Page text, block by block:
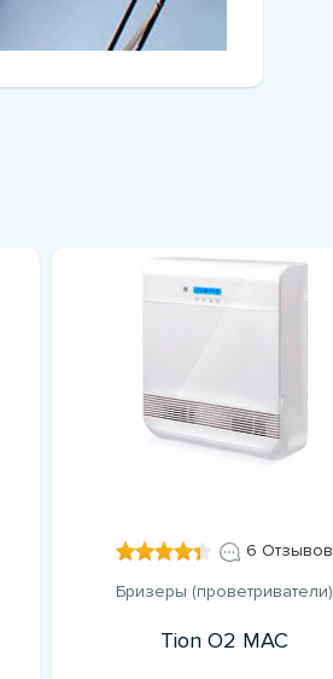
6 Отзывов
Бризеры (проветриватели)
Tion О2 MAC